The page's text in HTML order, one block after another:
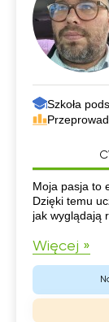
Szkoła
CV
Moja pasja to
Dzięki temu
jak wyglądają
Więcej »